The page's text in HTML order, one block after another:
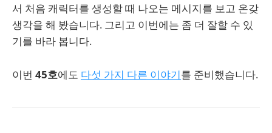
서 처음 캐릭터를 생성할 때 나오는 메시지를 보고 온갖
생각을 해 봤습니다. 그리고 이번에는 좀 더 잘할 수 있
기를 바라 봅니다.
이번 45호에도 다섯 가지 다른 이야기를 준비했습니다.